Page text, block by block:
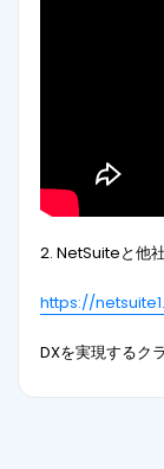
2. NetSuiteと他
https://
DXを実現するク